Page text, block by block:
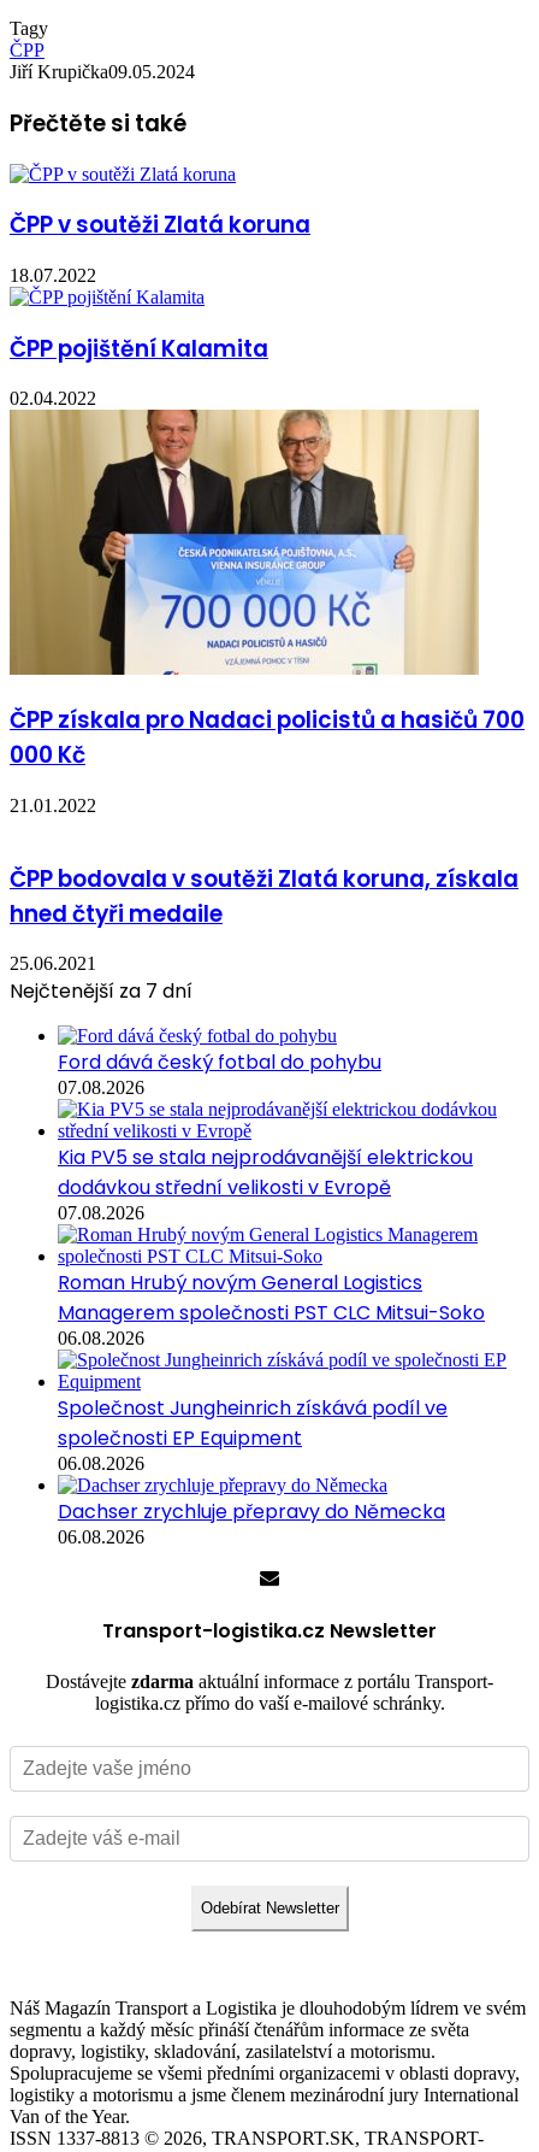
Tagy
ČPP
Jiří Krupička09.05.2024
Přečtěte si také
ČPP v soutěži Zlatá koruna
18.07.2022
ČPP pojištění Kalamita
02.04.2022
ČPP získala pro Nadaci policistů a hasičů 700
000 Kč
21.01.2022
ČPP bodovala v soutěži Zlatá koruna, získala
hned čtyři medaile
25.06.2021
Nejčtenější za 7 dní
Ford dává český fotbal do pohybu
07.08.2026
Kia PV5 se stala nejprodávanější elektrickou
dodávkou střední velikosti v Evropě
07.08.2026
Roman Hrubý novým General Logistics
Managerem společnosti PST CLC Mitsui-Soko
06.08.2026
Společnost Jungheinrich získává podíl ve
společnosti EP Equipment
06.08.2026
Dachser zrychluje přepravy do Německa
06.08.2026
Transport-logistika.cz Newsletter
Dostávejte zdarma aktuální informace z portálu Transport-
logistika.cz přímo do vaší e-mailové schránky.
Odebírat Newsletter
Náš Magazín Transport a Logistika je dlouhodobým lídrem ve svém
segmentu a každý měsíc přináší čtenářům informace ze světa
dopravy, logistiky, skladování, zasilatelství a motorismu.
Spolupracujeme se všemi předními organizacemi v oblasti dopravy,
logistiky a motorismu a jsme členem mezinárodní jury International
Van of the Year.
ISSN 1337-8813 © 2026, TRANSPORT.SK, TRANSPORT-